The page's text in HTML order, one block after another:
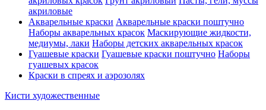
акриловые
Акварельные краски Акварельные краски поштучно
Наборы акварельных красок Маскирующие жидкости,
медиумы, лаки Наборы детских акварельных красок
Гуашевые краски Гуашевые краски поштучно Наборы
гуашевых красок
Краски в спреях и аэрозолях
Кисти художественные